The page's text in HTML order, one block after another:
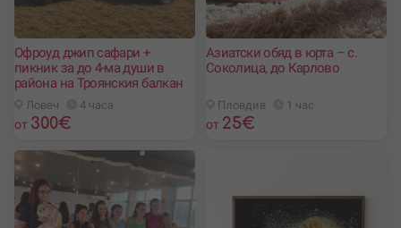
Офроуд джип сафари +
пикник за до 4-ма души в
района на Троянския балкан
Ловеч 4 часа
от 300€
Азиатски обяд в юрта – с.
Соколица, до Карлово
Пловдив 1 час
от 25€